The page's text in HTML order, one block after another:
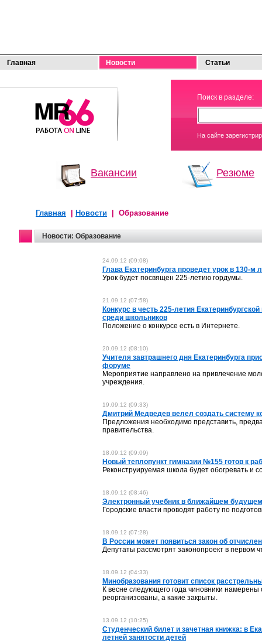
Главная Новости Статьи
МОЯ
РАБОТА
Поиск в разделе:
На сайте
Вакансии Резюме
Главная Новости | Образование
Новости: Образование
24.09.12 (09:08)
Глава Екатеринбурга проведет урок в 130-м
Урок будет посвящен 225-летию гордумы.
21.09.12 (07:58)
Конкурс в честь 225-летия
среди школьников
Положение о конкурсе есть в Интернете.
20.09.12 (08:10)
Учителя завтрашнего дня Екатеринбурга
форуме
Мероприятие направлено на привлечение
учреждения.
19.09.12 (09:33)
Дмитрий Медведев велел создать систему
Предложения необходимо представить,
правительства.
18.09.12 (09:09)
Новый теплопункт гимназии №155 готов к
Реконструируемая школа будет обогревать и
18.09.12 (08:46)
Электронный учебник в ближайшем будущем
Городские власти проводят работу по
18.09.12 (07:28)
В России может появиться закон об
Депутаты рассмотрят законопроект в первом
18.09.12 (04:33)
Минобразования готовит список
К весне следующего года чиновники
реорганизованы, а какие закрыты.
13.09.12 (10:25)
Студенческий билет и зачетная книжка: в
летней занятости детей